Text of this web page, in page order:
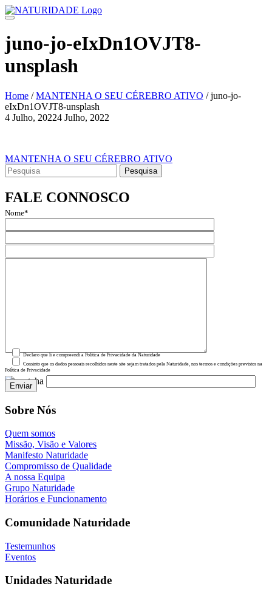
Skip
to
juno-jo-eIxDn1OVJT8-
unsplash
Home / MANTENHA O SEU CÉREBRO ATIVO / juno-jo-
eIxDn1OVJT8-unsplash
4 Julho, 20224 Julho, 2022
artigos
Navegação
de
artigos
MANTENHA O SEU CÉREBRO ATIVO
Search
for:
FALE CONNOSCO
Nome*
Declaro que li e compreendi a Política de Privacidade da Naturidade
Consinto que os dados pessoais recolhidos neste site sejam tratados pela Naturidade, nos termos e condições previstos na
Política de Privacidade
Sobre Nós
Quem somos
Missão, Visão e Valores
Manifesto Naturidade
Compromisso de Qualidade
A nossa Equipa
Grupo Naturidade
Horários e Funcionamento
Comunidade Naturidade
Testemunhos
Eventos
Unidades Naturidade